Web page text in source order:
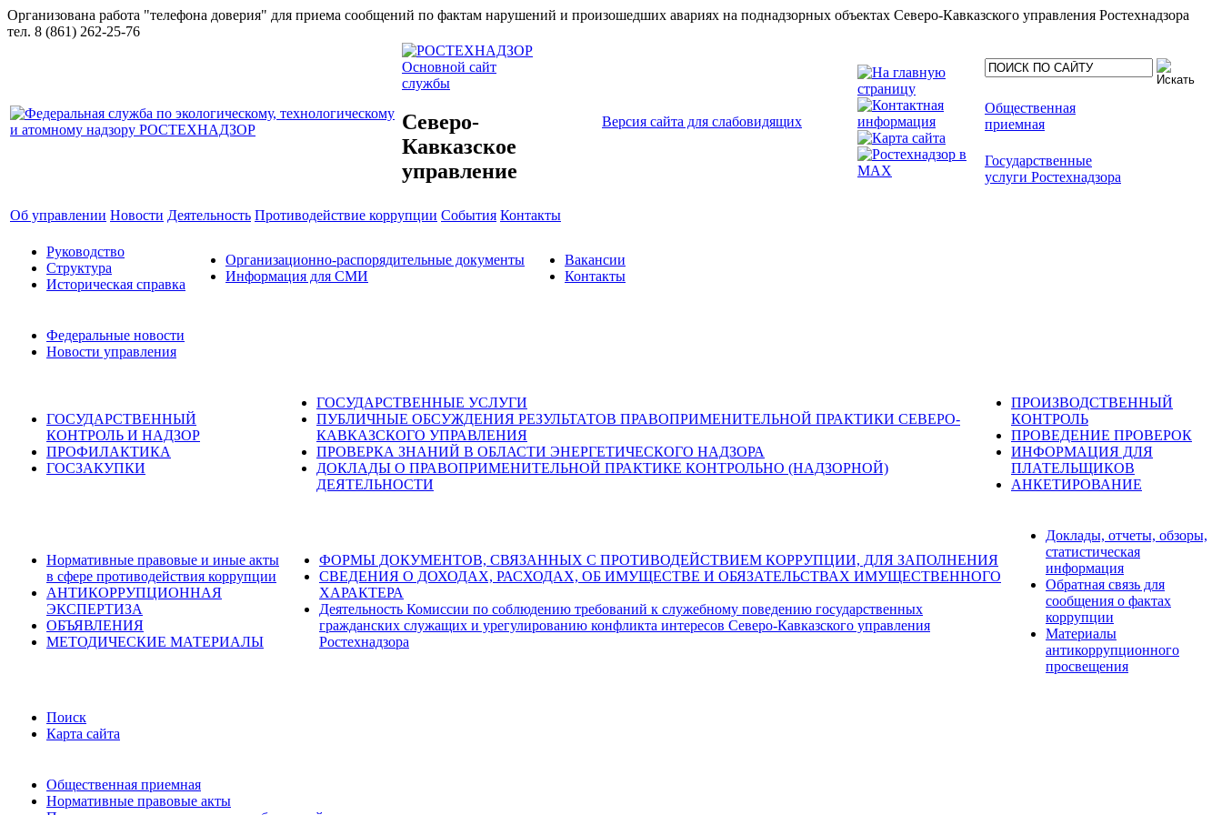
Организована работа "телефона доверия" для приема сообщений по фактам нарушений и произошедших авариях на поднадзорных объектах Северо-Кавказского управления Ростехнадзора
тел. 8 (861) 262-25-76
Основной сайт
службы
Северо-
Кавказское
управление
Версия сайта для слабовидящих
Общественная
приемная
Государственные
услуги Ростехнадзора
Об управлении Новости Деятельность Противодействие коррупции События Контакты
Руководство
Структура
Историческая справка
Организационно-распорядительные документы
Информация для СМИ
Вакансии
Контакты
Федеральные новости
Новости управления
ГОСУДАРСТВЕННЫЙ
КОНТРОЛЬ И НАДЗОР
ПРОФИЛАКТИКА
ГОСЗАКУПКИ
ГОСУДАРСТВЕННЫЕ УСЛУГИ
ПУБЛИЧНЫЕ ОБСУЖДЕНИЯ РЕЗУЛЬТАТОВ ПРАВОПРИМЕНИТЕЛЬНОЙ ПРАКТИКИ СЕВЕРО-
КАВКАЗСКОГО УПРАВЛЕНИЯ
ПРОВЕРКА ЗНАНИЙ В ОБЛАСТИ ЭНЕРГЕТИЧЕСКОГО НАДЗОРА
ДОКЛАДЫ О ПРАВОПРИМЕНИТЕЛЬНОЙ ПРАКТИКЕ КОНТРОЛЬНО (НАДЗОРНОЙ)
ДЕЯТЕЛЬНОСТИ
ПРОИЗВОДСТВЕННЫЙ
КОНТРОЛЬ
ПРОВЕДЕНИЕ ПРОВЕРОК
ИНФОРМАЦИЯ ДЛЯ
ПЛАТЕЛЬЩИКОВ
АНКЕТИРОВАНИЕ
Нормативные правовые и иные акты
в сфере противодействия коррупции
АНТИКОРРУПЦИОННАЯ
ЭКСПЕРТИЗА
ОБЪЯВЛЕНИЯ
МЕТОДИЧЕСКИЕ МАТЕРИАЛЫ
ФОРМЫ ДОКУМЕНТОВ, СВЯЗАННЫХ С ПРОТИВОДЕЙСТВИЕМ КОРРУПЦИИ, ДЛЯ ЗАПОЛНЕНИЯ
СВЕДЕНИЯ О ДОХОДАХ, РАСХОДАХ, ОБ ИМУЩЕСТВЕ И ОБЯЗАТЕЛЬСТВАХ ИМУЩЕСТВЕННОГО
ХАРАКТЕРА
Деятельность Комиссии по соблюдению требований к служебному поведению государственных
гражданских служащих и урегулированию конфликта интересов Северо-Кавказского управления
Ростехнадзора
Доклады, отчеты, обзоры,
статистическая
информация
Обратная связь для
сообщения о фактах
коррупции
Материалы
антикоррупционного
просвещения
Поиск
Карта сайта
Общественная приемная
Нормативные правовые акты